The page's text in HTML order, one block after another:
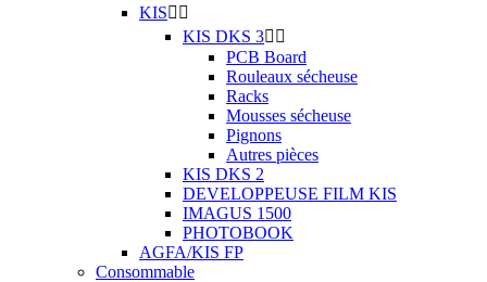
KIS 
KIS DKS 3 
PCB Board
Rouleaux sécheuse
Racks
Mousses sécheuse
Pignons
Autres pièces
KIS DKS 2
DEVELOPPEUSE FILM KIS
IMAGUS 1500
PHOTOBOOK
AGFA/KIS FP
Consommable